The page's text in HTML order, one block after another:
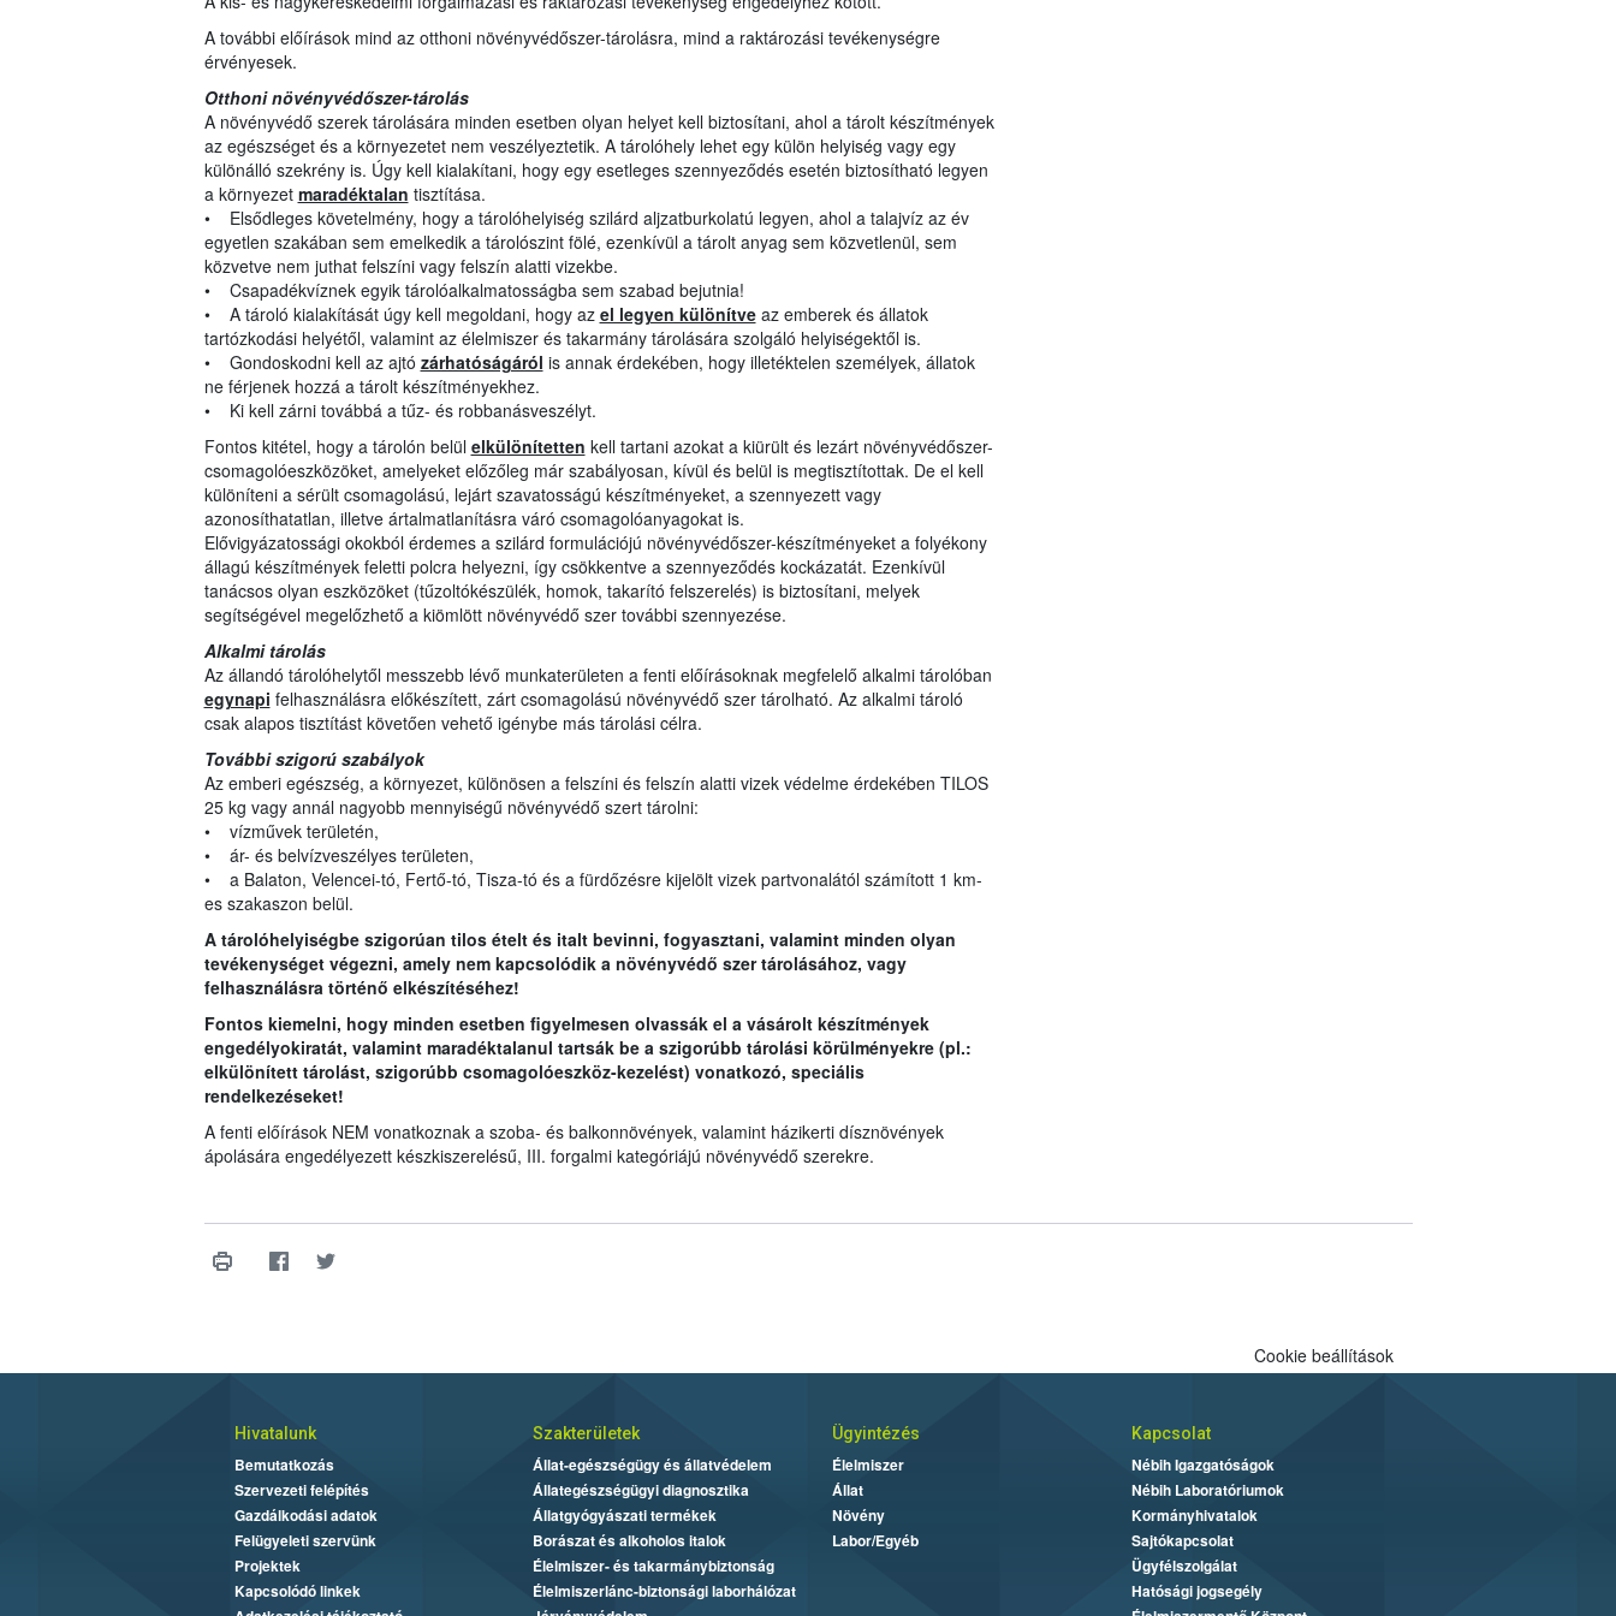
A további előírások mind az otthoni növényvédőszer-tárolásra, mind a raktározási tevékenységre
érvényesek.
Otthoni növényvédőszer-tárolás
A növényvédő szerek tárolására minden esetben olyan helyet kell biztosítani, ahol a tárolt készítmények
az egészséget és a környezetet nem veszélyeztetik. A tárolóhely lehet egy külön helyiség vagy egy
különálló szekrény is. Úgy kell kialakítani, hogy egy esetleges szennyeződés esetén biztosítható legyen
a környezet maradéktalan tisztítása.
• Elsődleges követelmény, hogy a tárolóhelyiség szilárd aljzatburkolatú legyen, ahol a talajvíz az év
egyetlen szakában sem emelkedik a tárolószint fölé, ezenkívül a tárolt anyag sem közvetlenül, sem
közvetve nem juthat felszíni vagy felszín alatti vizekbe.
• Csapadékvíznek egyik tárolóalkalmatosságba sem szabad bejutnia!
• A tároló kialakítását úgy kell megoldani, hogy az el legyen különítveaz emberek és állatok
tartózkodási helyétől, valamint az élelmiszer és takarmány tárolására szolgáló helyiségektől is.
• Gondoskodni kell az ajtó zárhatóságáról is annak érdekében, hogy illetéktelen személyek, állatok
ne férjenek hozzá a tárolt készítményekhez.
• Ki kell zárni továbbá a tűz- és robbanásveszélyt.
Fontos kitétel, hogy a tárolón belül elkülönítetten kell tartani azokat a kiürült és lezárt növényvédőszer-
csomagolóeszközöket, amelyeket előzőleg már szabályosan, kívül és belül is megtisztítottak. De el kell
különíteni a sérült csomagolású, lejárt szavatosságú készítményeket, a szennyezett vagy
azonosíthatatlan, illetve ártalmatlanításra váró csomagolóanyagokat is.
Elővigyázatossági okokból érdemes a szilárd formulációjú növényvédőszer-készítményeket a folyékony
állagú készítmények feletti polcra helyezni, így csökkentve a szennyeződés kockázatát. Ezenkívül
tanácsos olyan eszközöket (tűzoltókészülék, homok, takarító felszerelés) is biztosítani, melyek
segítségével megelőzhető a kiömlött növényvédő szer további szennyezése.
Alkalmi tárolás
Az állandó tárolóhelytől messzebb lévő munkaterületen a fenti előírásoknak megfelelő alkalmi tárolóban
egynapi felhasználásra előkészített, zárt csomagolású növényvédő szer tárolható. Az alkalmi tároló
csak alapos tisztítást követően vehető igénybe más tárolási célra.
További szigorú szabályok
Az emberi egészség, a környezet, különösen a felszíni és felszín alatti vizek védelme érdekében TILOS
25 kg vagy annál nagyobb mennyiségű növényvédő szert tárolni:
• vízművek területén,
• ár- és belvízveszélyes területen,
• a Balaton, Velencei-tó, Fertő-tó, Tisza-tó és a fürdőzésre kijelölt vizek partvonalától számított 1 km-
es szakaszon belül.
A tárolóhelyiségbe szigorúan tilos ételt és italt bevinni, fogyasztani, valamint minden olyan
tevékenységet végezni, amely nem kapcsolódik a növényvédő szer tárolásához, vagy
felhasználásra történő elkészítéséhez!
Fontos kiemelni, hogy minden esetben figyelmesen olvassák el a vásárolt készítmények
engedélyokiratát, valamint maradéktalanul tartsák be a szigorúbb tárolási körülményekre (pl.:
elkülönített tárolást, szigorúbb csomagolóeszköz-kezelést) vonatkozó, speciális
rendelkezéseket!
A fenti előírások NEM vonatkoznak a szoba- és balkonnövények, valamint házikerti dísznövények
ápolására engedélyezett készkiszerelésű, III. forgalmi kategóriájú növényvédő szerekre.
Cookie beállítások
Hivatalunk
Bemutatkozás
Szervezeti felépítés
Gazdálkodási adatok
Felügyeleti szervünk
Projektek
Kapcsolódó linkek
Szakterületek
Állat-egészségügy és állatvédelem
Állategészségügyi diagnosztika
Állatgyógyászati termékek
Borászat és alkoholos italok
Élelmiszer- és takarmánybiztonság
Élelmiszerlánc-biztonsági laborhálózat
Ügyintézés
Élelmiszer
Állat
Növény
Labor/Egyéb
Kapcsolat
Nébih Igazgatóságok
Nébih Laboratóriumok
Kormányhivatalok
Sajtókapcsolat
Ügyfélszolgálat
Hatósági jogsegély